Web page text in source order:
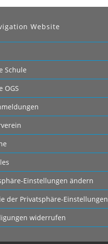
Website
Schule
OGS
Einstellungen ändern
der Privatsphäre-Einstellungen
widerrufen